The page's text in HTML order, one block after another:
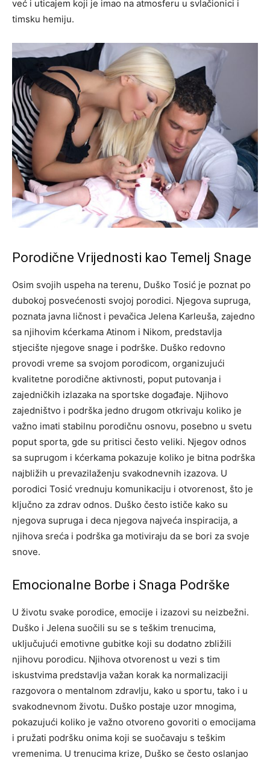
već i uticajem koji je imao na atmosferu u svlačionici i
timsku hemiju.
Porodične Vrijednosti kao Temelj Snage
Osim svojih uspeha na terenu, Duško Tosić je poznat po
dubokoj posvećenosti svojoj porodici. Njegova supruga,
poznata javna ličnost i pevačica Jelena Karleuša, zajedno
sa njihovim kćerkama Atinom i Nikom, predstavlja
stjecište njegove snage i podrške. Duško redovno
provodi vreme sa svojom porodicom, organizujući
kvalitetne porodične aktivnosti, poput putovanja i
zajedničkih izlazaka na sportske događaje. Njihovo
zajedništvo i podrška jedno drugom otkrivaju koliko je
važno imati stabilnu porodičnu osnovu, posebno u svetu
poput sporta, gde su pritisci često veliki. Njegov odnos
sa suprugom i kćerkama pokazuje koliko je bitna podrška
najbližih u prevazilaženju svakodnevnih izazova. U
porodici Tosić vrednuju komunikaciju i otvorenost, što je
ključno za zdrav odnos. Duško često ističe kako su
njegova supruga i deca njegova najveća inspiracija, a
njihova sreća i podrška ga motiviraju da se bori za svoje
snove.
Emocionalne Borbe i Snaga Podrške
U životu svake porodice, emocije i izazovi su neizbežni.
Duško i Jelena suočili su se s teškim trenucima,
uključujući emotivne gubitke koji su dodatno zbližili
njihovu porodicu. Njihova otvorenost u vezi s tim
iskustvima predstavlja važan korak ka normalizaciji
razgovora o mentalnom zdravlju, kako u sportu, tako i u
svakodnevnom životu. Duško postaje uzor mnogima,
pokazujući koliko je važno otvoreno govoriti o emocijama
i pružati podršku onima koji se suočavaju s teškim
vremenima. U trenucima krize, Duško se često oslanjao